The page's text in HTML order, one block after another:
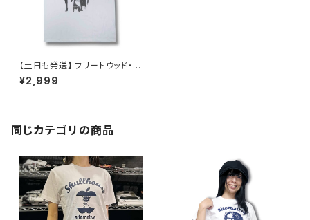
【土日も発送】 フリートウッド・マ
ック 噂 Fleetwood Mac Rum
ours ロックＴシャツ バンドＴシ
¥2,999
同じカテゴリの商品